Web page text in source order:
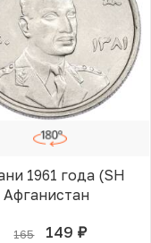
1961 года (SH
Афганистан
165 149 руб.
В КОРЗИНЕ